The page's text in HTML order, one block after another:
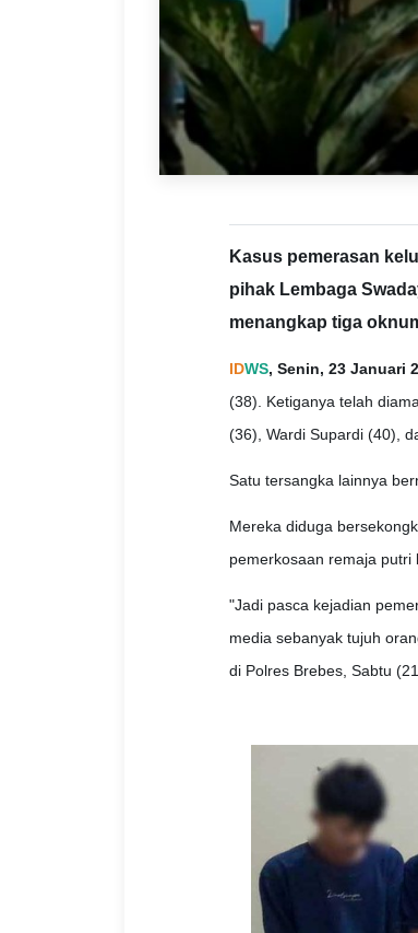
Kasus pemerasan
pihak Lembaga
menangkap tiga
IDWS, Senin, 23 Januari
(38). Ketiganya telah
(36), Wardi Supardi (40),
Satu tersangka lainnya
Mereka diduga
pemerkosaan remaja putri
"Jadi pasca kejadian
media sebanyak tujuh
di Polres Brebes, Sabtu